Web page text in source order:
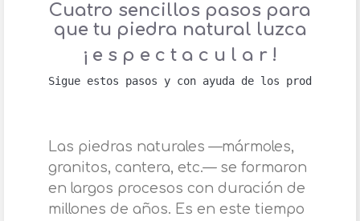
Cuatro sencillos pasos para
que tu piedra natural luzca
¡ e s p e c t a c u l a r !
Sigue estos pasos y con ayuda de los
Las piedras naturales —mármoles,
granitos, cantera, etc.— se formaron
en largos procesos con duración de
millones de años. Es en este tiempo